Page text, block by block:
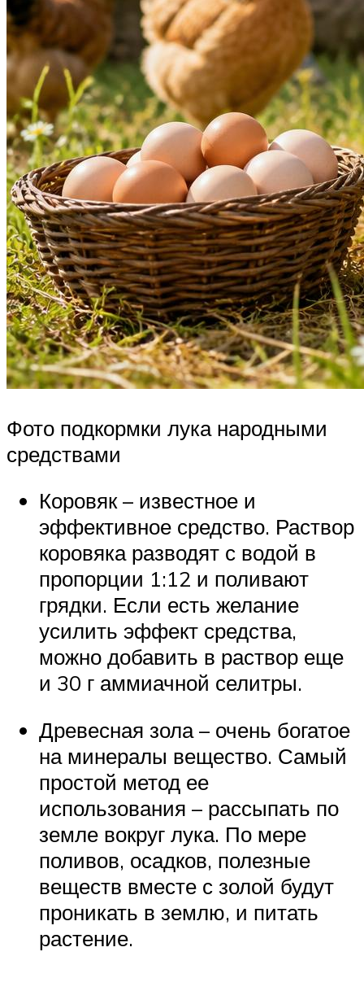
Фото подкормки лука народными
средствами
Коровяк – известное и
эффективное средство. Раствор
коровяка разводят с водой в
пропорции 1:12 и поливают
грядки. Если есть желание
усилить эффект средства,
можно добавить в раствор еще
и 30 г аммиачной селитры.
Древесная зола – очень богатое
на минералы вещество. Самый
простой метод ее
использования – рассыпать по
земле вокруг лука. По мере
поливов, осадков, полезные
веществ вместе с золой будут
проникать в землю, и питать
растение.